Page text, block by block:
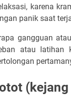
karena
panik saat
gangguan
atau latihan